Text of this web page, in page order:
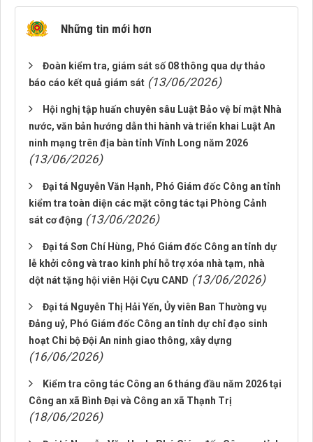
Những tin mới hơn
Đoàn kiểm tra, giám sát số 08 thông qua dự thảo
báo cáo kết quả giám sát (13/06/2026)
Hội nghị tập huấn chuyên sâu Luật Bảo vệ bí mật Nhà
nước, văn bản hướng dẫn thi hành và triển khai Luật An
ninh mạng trên địa bàn tỉnh Vĩnh Long năm 2026
(13/06/2026)
Đại tá Nguyễn Văn Hạnh, Phó Giám đốc Công an tỉnh
kiểm tra toàn diện các mặt công tác tại Phòng Cảnh
sát cơ động (13/06/2026)
Đại tá Sơn Chí Hùng, Phó Giám đốc Công an tỉnh dự
lễ khởi công và trao kinh phí hỗ trợ xóa nhà tạm, nhà
dột nát tặng hội viên Hội Cựu CAND (13/06/2026)
Đại tá Nguyễn Thị Hải Yến, Ủy viên Ban Thường vụ
Đảng uỷ, Phó Giám đốc Công an tỉnh dự chỉ đạo sinh
hoạt Chi bộ Đội An ninh giao thông, xây dựng
(16/06/2026)
Kiểm tra công tác Công an 6 tháng đầu năm 2026 tại
Công an xã Bình Đại và Công an xã Thạnh Trị
(18/06/2026)